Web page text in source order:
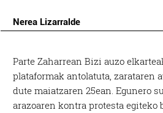
Nerea Lizarralde
Parte Zaharrean Bizi auzo
plataformak antolatuta, zarataren
dute maiatzaren 25ean. Egunero
arazoaren kontra protesta egiteko